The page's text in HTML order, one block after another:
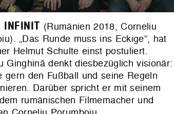
INFINIT (Rumänien 2018, Corneliu
„Das Runde muss ins Eckige“, hat
Helmut Schulte einst postuliert.
Ginghină denkt diesbezüglich visionär:
gern den Fußball und seine Regeln
Darüber spricht er mit seinem
rumänischen Filmemacher und